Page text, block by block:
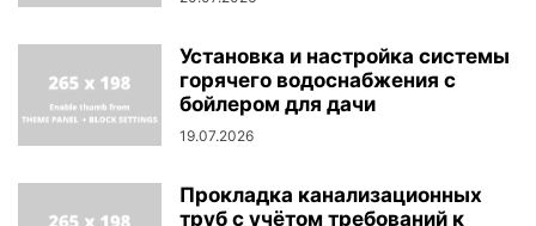
Установка и настройка системы
горячего водоснабжения с
бойлером для дачи
19.07.2026
Прокладка канализационных
труб с учётом требований к